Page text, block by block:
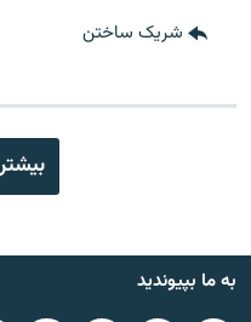
شریک ساختن
به ما بپیوندید